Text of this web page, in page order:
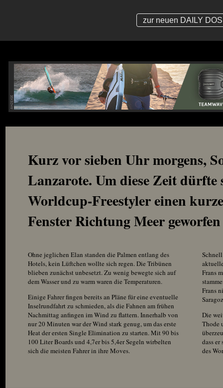
zur neuen DAILY
Kurz vor sieben Uhr morgens,
Lanzarote. Um diese Zeit dürfte
Worldcup-Freestyler einen
Fenster Richtung Meer
Ohne jeglichen Elan standen die Palmen entlang des
Hotels, kein Lüftchen wollte sich regen. Die Tribünen
blieben zunächst unbesetzt. Zu wenig bewegte sich auf
dem Wasser und zu warm waren die Temperaturen.
Einige Fahrer fingen bereits an Pläne für eine eventuelle
Inselrundfahrt zu schmieden, als die Fahnen am frühen
Nachmittag anfingen im Wind zu flattern. Innerhalb von
nur 20 Minuten war der Wind stark genug, um das erste
Heat der ersten Single Elimination zu starten. Mit 90 bis
100 Liter Boards und 4,7er bis 5,4er Segeln wirbelten
sich die meisten Fahrer in ihre Moves.
Frans
Frans
Die
Thode
dass
des